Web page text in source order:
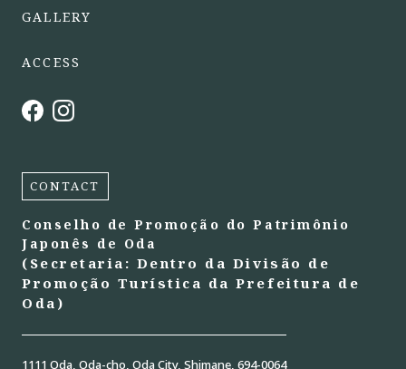
GALLERY
ACCESS
CONTACT
Conselho de Promoção do Patrimônio
Japonês de Oda
(Secretaria: Dentro da Divisão de
Promoção Turística da Prefeitura de
Oda)
1111 Oda, Oda-cho, Oda City, Shimane, 694-0064